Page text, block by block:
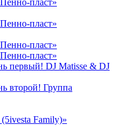
пласт»
пласт»
пласт»
пласт»
первый! DJ Matisse & DJ
второй! Группа
Family)»